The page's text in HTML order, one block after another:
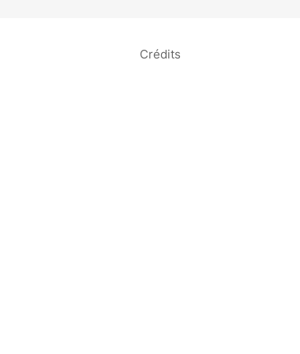
Crédits